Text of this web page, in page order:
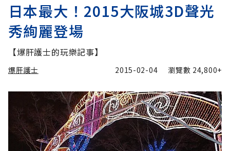
日本最大！2015大阪城3D聲光
秀絢麗登場
【爆肝護士的玩樂記事】
爆肝護士 2015-02-04 瀏覽數 24,800+